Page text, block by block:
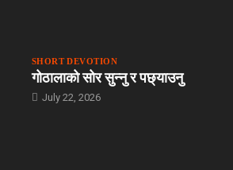
SHORT DEVOTION
गोठालाको सोर सुन्नु र पछ्याउनु
July 22, 2026